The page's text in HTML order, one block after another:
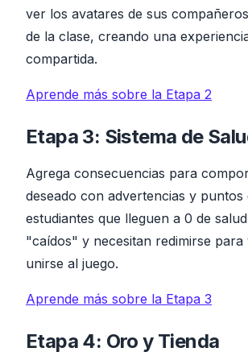
ver los avatares de sus
de la clase, creando una
compartida.
Aprende más sobre la Etapa 2
Etapa 3: Sistema de
Agrega consecuencias para
deseado con advertencias y puntos
estudiantes que lleguen a 0 de
"caídos" y necesitan redimirse
unirse al juego.
Aprende más sobre la Etapa 3
Etapa 4: Oro y Tienda